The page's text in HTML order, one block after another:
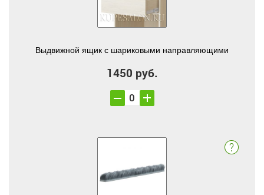
Выдвижной ящик с шариковыми направляющими
1450 руб.